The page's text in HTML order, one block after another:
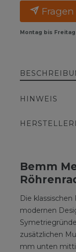
Montag bis Freitag
HINWEIS
Bemm
Die
modernen
zusätzlichen
mm unten